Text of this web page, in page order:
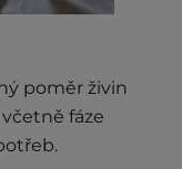
poměr živin
fáze